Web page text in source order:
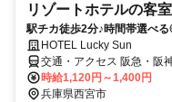
リゾートホテルの客
駅チカ徒歩2分♪時間帯選べ
HOTEL Lucky Sun
交通・アクセス 阪急・阪
川駅」から徒歩8分
時給1,120円～1,400円
兵庫県西宮市